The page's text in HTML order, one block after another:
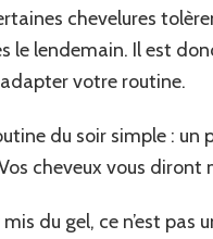
chevelures
le lendemain. Il est
votre routine.
du soir simple :
cheveux vous diront
du gel, ce n’est